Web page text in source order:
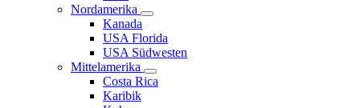
Nordamerika
Kanada
USA Florida
USA Südwesten
Mittelamerika
Costa Rica
Karibik